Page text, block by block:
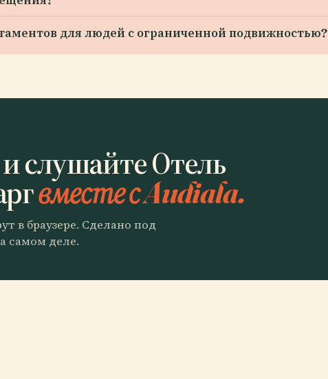
для людей с ограниченной подвижностью?
слушайте Отель
вместе с Audiala.
в браузере. Сделано под
самом деле.